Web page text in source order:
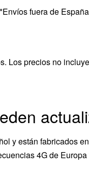
fuera de
Los precios no
y están fabricados
4G de